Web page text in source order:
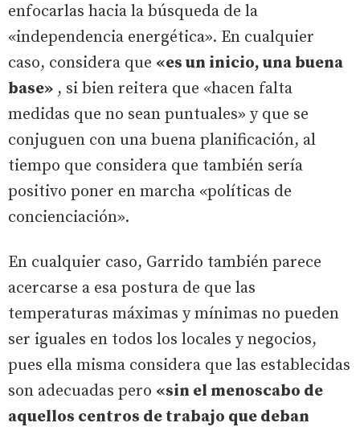
enfocarlas hacia la búsqueda de la
«independencia energética». En cualquier
caso, considera que «es un inicio, una buena
base» , si bien reitera que «hacen falta
medidas que no sean puntuales» y que se
conjuguen con una buena planificación, al
tiempo que considera que también sería
positivo poner en marcha «políticas de
concienciación».
En cualquier caso, Garrido también parece
acercarse a esa postura de que las
temperaturas máximas y mínimas no pueden
ser iguales en todos los locales y negocios,
pues ella misma considera que las establecidas
son adecuadas pero «sin el menoscabo de
aquellos centros de trabajo que deban